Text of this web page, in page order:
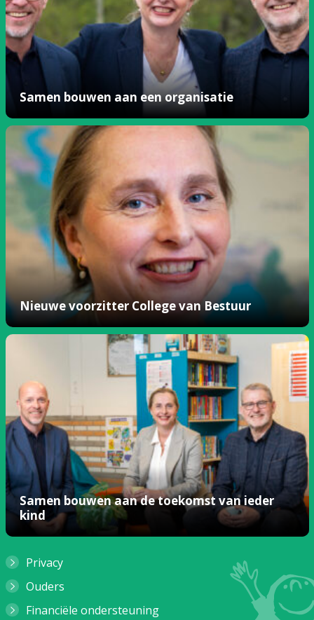
Samen bouwen aan een organisatie
Nieuwe voorzitter College van Bestuur
Samen bouwen aan de toekomst van ieder
kind
Privacy
Ouders
Financiële ondersteuning